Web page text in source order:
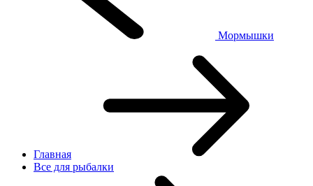
Мормышки
Главная
Все для рыбалки